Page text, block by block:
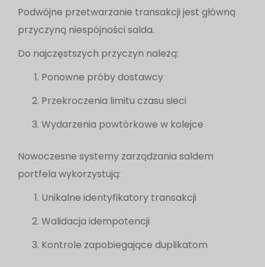
Podwójne przetwarzanie transakcji jest główną
przyczyną niespójności salda.
Do najczęstszych przyczyn należą:
Ponowne próby dostawcy
Przekroczenia limitu czasu sieci
Wydarzenia powtórkowe w kolejce
Nowoczesne systemy zarządzania saldem
portfela wykorzystują:
Unikalne identyfikatory transakcji
Walidacja idempotencji
Kontrole zapobiegające duplikatom